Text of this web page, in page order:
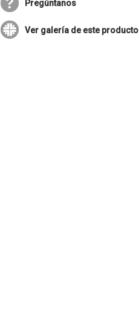
Pregúntanos
Ver galería de este producto